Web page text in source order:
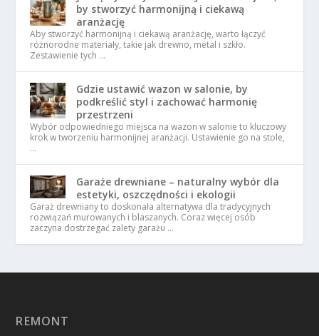
by stworzyć harmonijną i ciekawą
aranżację
Aby stworzyć harmonijną i ciekawą aranżację, warto łączyć
różnorodne materiały, takie jak drewno, metal i szkło.
Zestawienie tych …
Gdzie ustawić wazon w salonie, by
podkreślić styl i zachować harmonię
przestrzeni
Wybór odpowiedniego miejsca na wazon w salonie to kluczowy
krok w tworzeniu harmonijnej aranżacji. Ustawienie go na stole,
…
Garaże drewniane – naturalny wybór dla
estetyki, oszczędności i ekologii
Garaż drewniany to doskonała alternatywa dla tradycyjnych
rozwiązań murowanych i blaszanych. Coraz więcej osób
zaczyna dostrzegać zalety garażu …
REMONT